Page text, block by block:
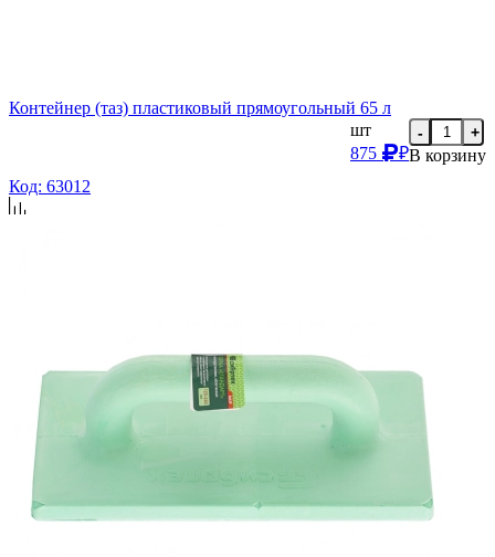
Контейнер (таз) пластиковый прямоугольный 65 л
шт
875
₽
- +
В корзину
Код: 63012